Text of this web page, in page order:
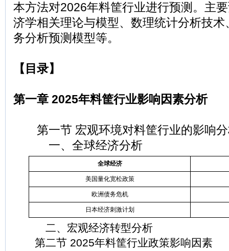
本方法对2026年料筐行业进行预测。主
济学相关理论与模型、数理统计分析技
务分析预测模型等。
【目录】
第一章 2025年料筐行业影响因素分析
第一节 宏观环境对料筐行业的影响
一、全球经济分析
全球经济
美国量化宽松政策
欧洲债务危机
日本经济刺激计划
二、宏观经济转型分析
第二节 2025年料筐行业政策影响因素